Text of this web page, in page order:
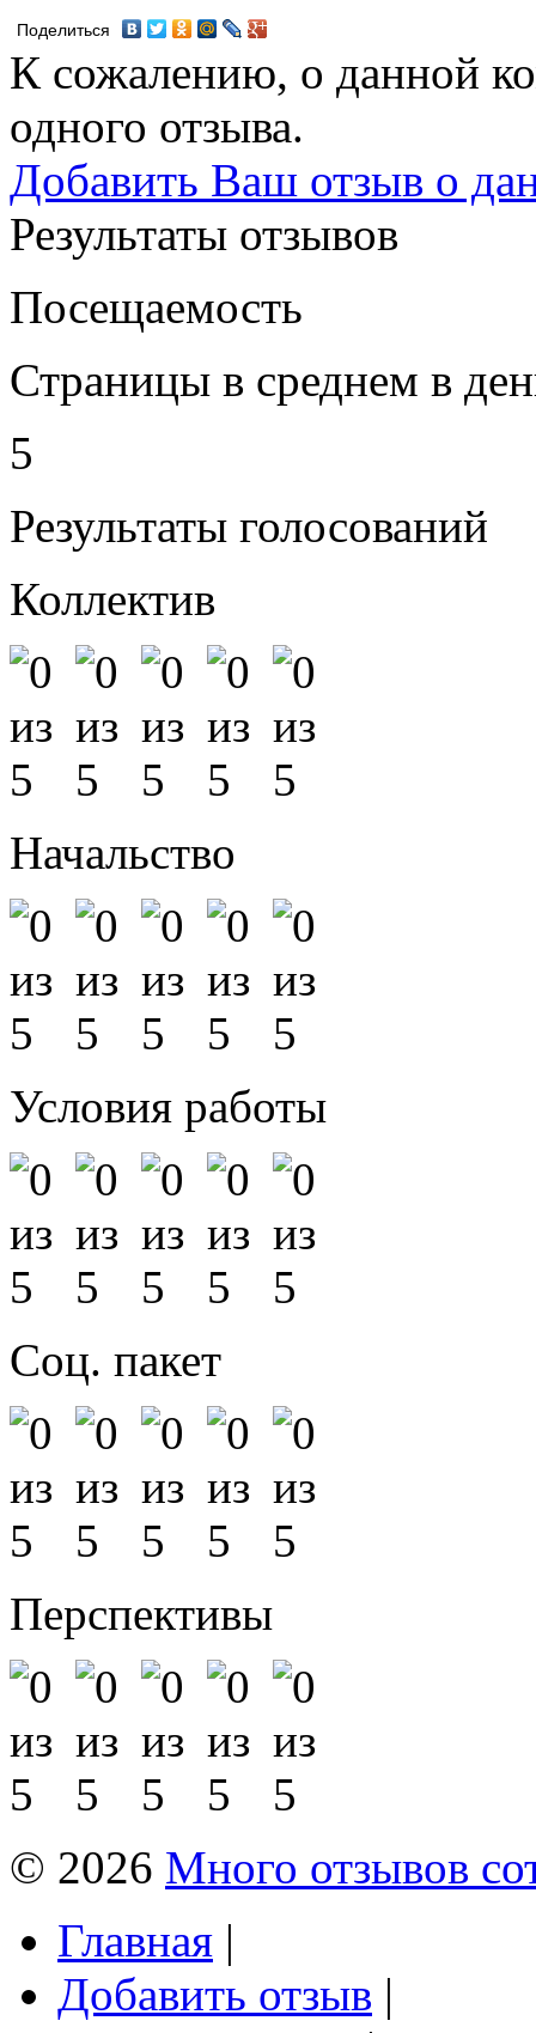
Поделиться
К сожалению, о данной
одного отзыва.
Добавить Ваш отзыв о
Результаты отзывов
Посещаемость
Страницы в среднем в
5
Результаты голосований
Коллектив
Начальство
Условия работы
Соц. пакет
Перспективы
© 2026 Много отзывов
Главная |
Добавить отзыв |